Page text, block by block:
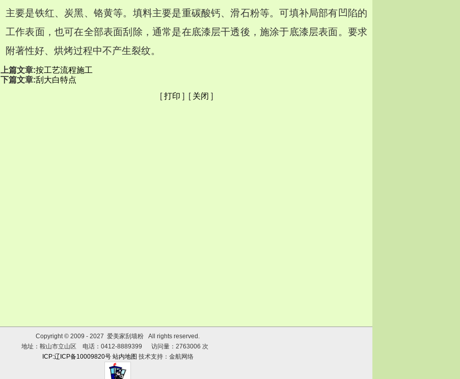
主要是铁红、炭黑、铬黄等。填料主要是重碳酸钙、滑石粉等。可填补局部有凹陷的
工作表面，也可在全部表面刮除，通常是在底漆层干透後，施涂于底漆层表面。要求
附著性好、烘烤过程中不产生裂纹。
上篇文章:按工艺流程施工
下篇文章:刮大白特点
[打印 ] [ 关闭 ]
Copyright © 2009 - 2027 爱美家刮墙粉 All rights reserved.
地址：鞍山市立山区 电话：0412-8889399 访问量：2763006 次
ICP:辽ICP备10009820号 站内地图 技术支持：金航网络